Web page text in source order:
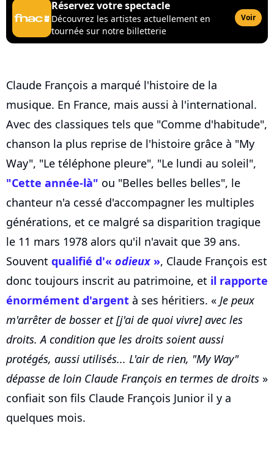
Réservez votre spectacle
Découvrez les artistes actuellement en
tournée sur notre billetterie
Voir
Claude François a marqué l'histoire de la
musique. En France, mais aussi à l'international.
Avec des classiques tels que "Comme d'habitude",
chanson la plus reprise de l'histoire grâce à "My
Way", "Le téléphone pleure", "Le lundi au soleil",
"Cette année-là" ou "Belles belles belles", le
chanteur n'a cessé d'accompagner les multiples
générations, et ce malgré sa disparition tragique
le 11 mars 1978 alors qu'il n'avait que 39 ans.
Souvent qualifié d'« odieux», Claude François est
donc toujours inscrit au patrimoine, et il rapporte
énormément d'argent à ses héritiers. « Je peux
m'arrêter de bosser et [j'ai de quoi vivre] avec les
droits. A condition que les droits soient aussi
protégés, aussi utilisés... L'air de rien, "My Way"
dépasse de loin Claude François en termes de droits »
confiait son fils Claude François Junior il y a
quelques mois.